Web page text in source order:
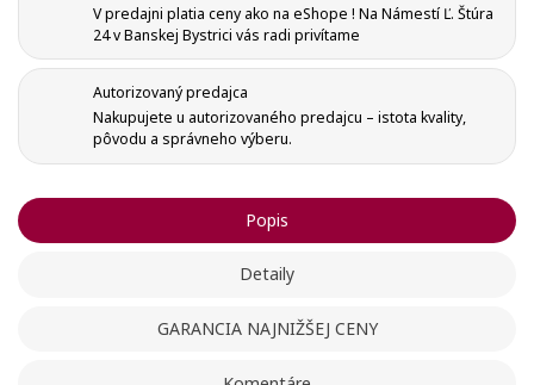
V predajni platia ceny ako na eShope ! Na Námestí Ľ. Štúra
24 v Banskej Bystrici vás radi privítame
Autorizovaný predajca
Nakupujete u autorizovaného predajcu – istota kvality,
pôvodu a správneho výberu.
Popis
Detaily
GARANCIA NAJNIŽŠEJ CENY
Pridať do obľúbených
Vytvoriť zoznam želaní